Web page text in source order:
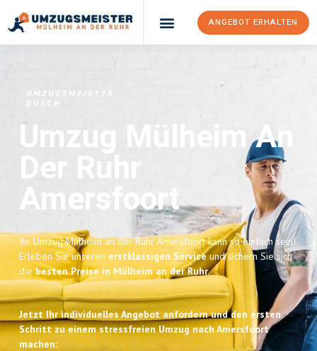
ANGEBOT ERHALTEN
UMZUGSMEISTER
BUSCH
Umzug Mülheim An
Der Ruhr
Amersfoort
Ihr Umzug Mülheim an der Ruhr Amersfoort kann so einfach sein!
Erleben Sie unseren erstklassigen Serviceund sichern Sie sich
diebesten Preise in Mülheim an der Ruhr.
Jetzt Ihr individuelles Angebot anfordern und den ersten
Schritt zu einem stressfreien Umzug nach Amersfoort
machen: